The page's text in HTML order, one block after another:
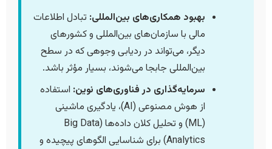
بهبود همکاری‌های بین‌المللی: تبادل اطلاعات
مالی با سازمان‌های بین‌المللی و کشورهای
دیگر، می‌تواند در ردیابی وجوهی که در سطح
بین‌المللی جابجا می‌شوند، بسیار مؤثر باشد.
سرمایه‌گذاری در فناوری‌های نوین: استفاده
از هوش مصنوعی (AI)، یادگیری ماشینی
(ML) و تحلیل کلان داده‌ها (Big Data
Analytics) برای شناسایی الگوهای پیچیده و